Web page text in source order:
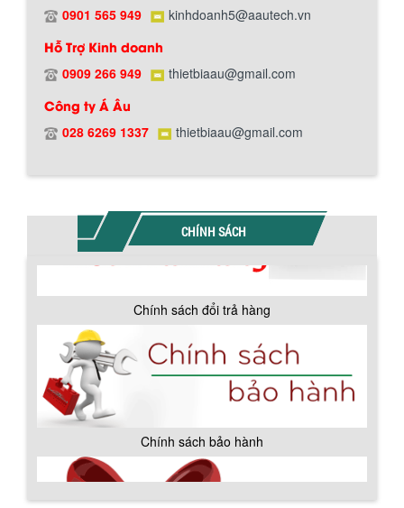
0901 565 949 kinhdoanh5@aautech.vn
Hỗ Trợ Kinh doanh
0909 266 949 thietbiaau@gmail.com
Công ty Á Âu
028 6269 1337 thietbiaau@gmail.com
CHÍNH SÁCH
Chính sách đổi trả hàng
Chính sách bảo hành
BỒN CHỨA GIẢI NHIỆT SƠN, MỰC IN
tạo gồm 2 lớp inox và được dùng để
làm giảm nhiệt độ của nguyên...